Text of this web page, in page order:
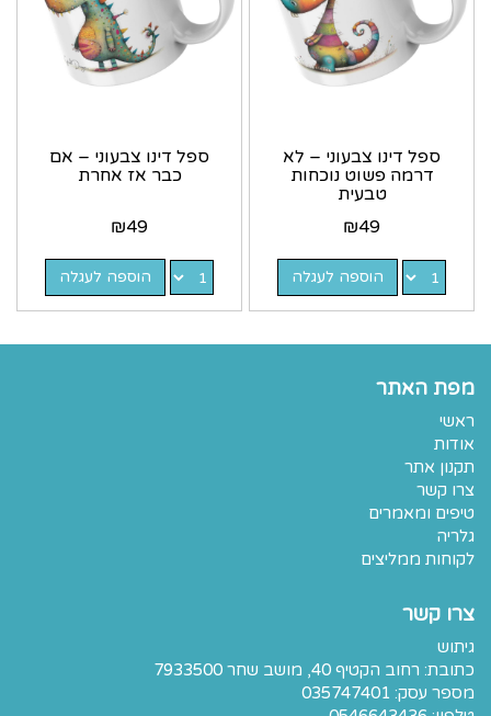
ספל דינו צבעוני – לא
דרמה פשוט נוכחות
טבעית
₪49
הוספה לעגלה
ספל דינו צבעוני – אם
כבר אז אחרת
₪49
הוספה לעגלה
מפת האתר
ראשי
אודות
תקנון אתר
צרו קשר
טיפים ומאמרים
גלריה
לקוחות ממליצים
צרו קשר
גיתוש
כתובת: רחוב הקטיף 40, מושב שחר 7933500
מספר עסק: 035747401